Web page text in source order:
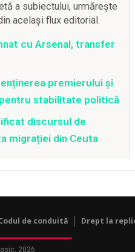
a subiectului, urmărește
același flux editorial.
cu Arsenal, transfer
premierului și
stabilitate politică
discursul de
migrației din Ceuta
de conduită Drept la
2026